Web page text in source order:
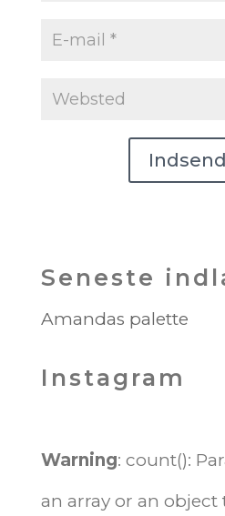
Seneste
Amandas palette
Instagram
Warning: count():
an array or an